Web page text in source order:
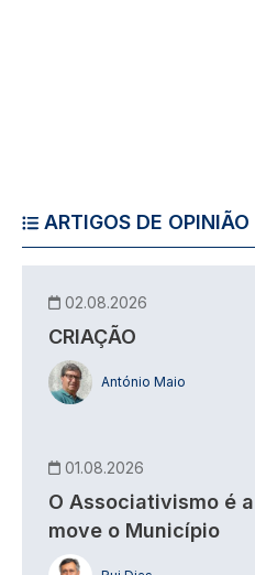
ARTIGOS DE OPINIÃO
02.08.2026
CRIAÇÃO
António Maio
01.08.2026
O Associativismo é
move o Município